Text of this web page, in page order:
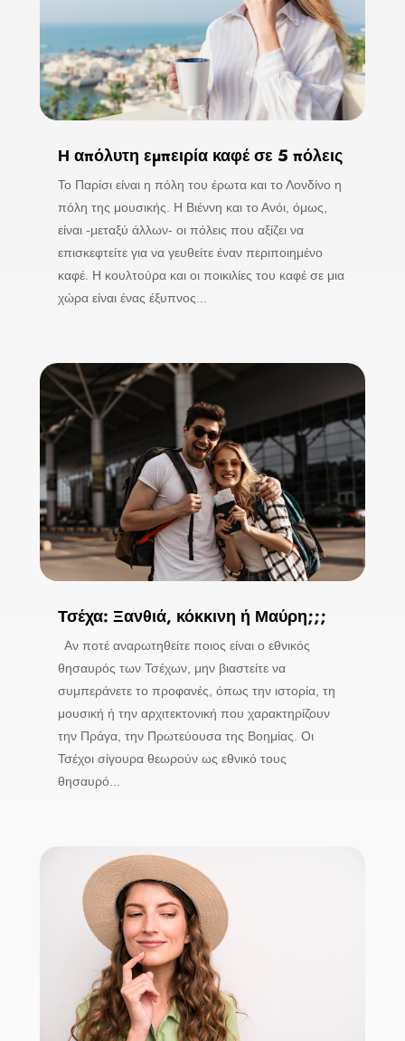
Η απόλυτη εμπειρία καφέ σε 5 πόλεις
Το Παρίσι είναι η πόλη του έρωτα και το Λονδίνο η
πόλη της μουσικής. Η Βιέννη και το Ανόι, όμως,
είναι -μεταξύ άλλων- οι πόλεις που αξίζει να
επισκεφτείτε για να γευθείτε έναν περιποιημένο
καφέ. Η κουλτούρα και οι ποικιλίες του καφέ σε μια
χώρα είναι ένας έξυπνος...
Τσέχα: Ξανθιά, κόκκινη ή Μαύρη;;;
Αν ποτέ αναρωτηθείτε ποιος είναι ο εθνικός
θησαυρός των Τσέχων, μην βιαστείτε να
συμπεράνετε το προφανές, όπως την ιστορία, τη
μουσική ή την αρχιτεκτονική που χαρακτηρίζουν
την Πράγα, την Πρωτεύουσα της Βοημίας. Οι
Τσέχοι σίγουρα θεωρούν ως εθνικό τους
θησαυρό...